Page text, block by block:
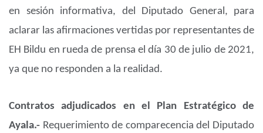
en sesión informativa, del Diputado General, para
aclarar las afirmaciones vertidas por representantes de
EH Bildu en rueda de prensa el día 30 de julio de 2021,
ya que no responden a la realidad.
Contratos adjudicados en el Plan Estratégico de
Ayala.- Requerimiento de comparecencia del Diputado